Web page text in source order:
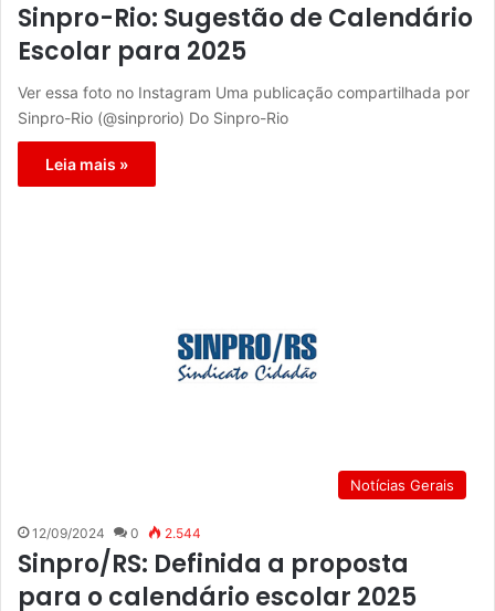
Sinpro-Rio: Sugestão de Calendário
Escolar para 2025
Ver essa foto no Instagram Uma publicação compartilhada por
Sinpro-Rio (@sinprorio) Do Sinpro-Rio
Leia mais »
Notícias Gerais
12/09/2024 0 2.544
Sinpro/RS: Definida a proposta
para o calendário escolar 2025